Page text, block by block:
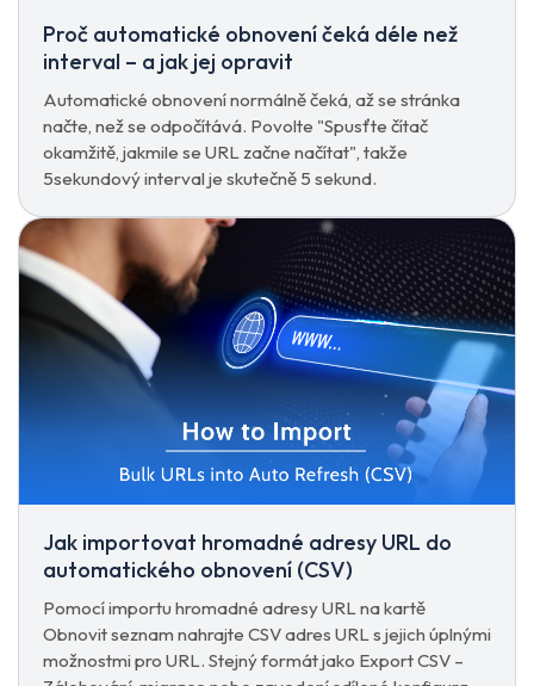
Proč automatické obnovení čeká déle než
interval – a jak jej opravit
Automatické obnovení normálně čeká, až se stránka
načte, než se odpočítává. Povolte "Spusťte čítač
okamžitě, jakmile se URL začne načítat", takže
5sekundový interval je skutečně 5 sekund.
Jak importovat hromadné adresy URL do
automatického obnovení (CSV)
Pomocí importu hromadné adresy URL na kartě
Obnovit seznam nahrajte CSV adres URL s jejich úplnými
možnostmi pro URL. Stejný formát jako Export CSV –